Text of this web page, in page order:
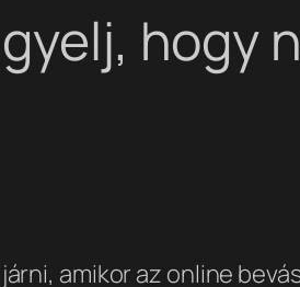
hogy
amikor az online